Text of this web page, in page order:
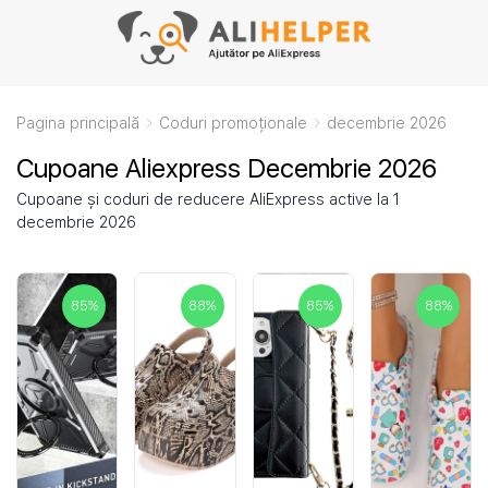
Pagina principală Coduri promoționale decembrie 2026
Cupoane Aliexpress Decembrie 2026
Cupoane și coduri de reducere AliExpress active la 1
decembrie 2026
85% 88% 85% 88%